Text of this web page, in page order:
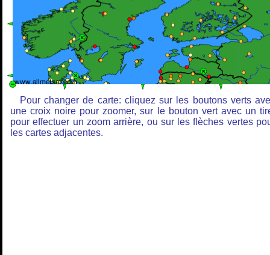
Pour changer de carte: cliquez sur les boutons verts
une croix noire pour zoomer, sur le bouton vert avec un
pour effectuer un zoom arrière, ou sur les flèches vertes
les cartes adjacentes.